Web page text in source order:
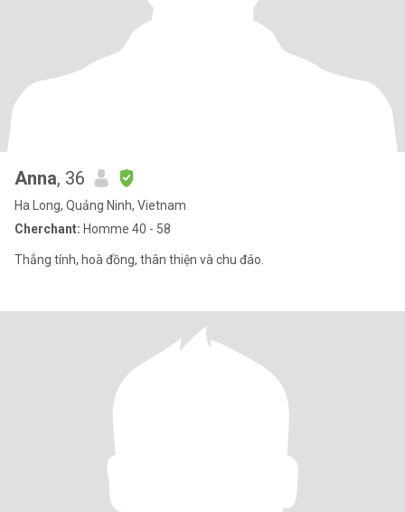
Anna, 36
Ha Long, Quảng Ninh, Vietnam
Cherchant: Homme 40 - 58
Thẳng tính, hoà đồng, thân thiện và chu đáo.